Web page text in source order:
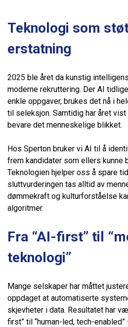
Teknologi som
erstatning
2025 ble året da kunstig
moderne rekruttering. Der AI
enkle oppgaver, brukes det nå i
til seleksjon. Samtidig har året
bevare det menneskelige blikket.
Hos Sperton bruker vi AI til å
frem kandidater som ellers kunne
Teknologien hjelper oss å spare
sluttvurderingen tas alltid av
dømmekraft og kulturforståelse
algoritmer.
Fra “AI-first” til
teknologi”
Mange selskaper har måttet
oppdaget at automatiserte
skjevheter i data. Resultatet har
first” til “human-led, tech-